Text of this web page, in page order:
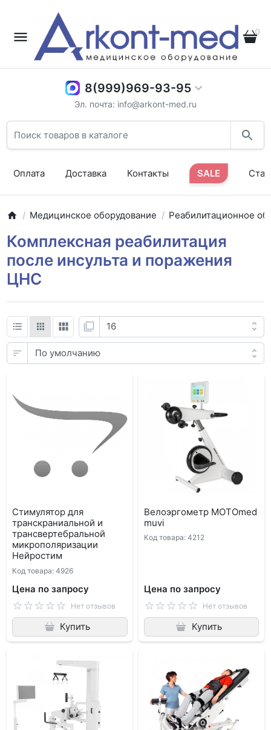
0
8(999)969-93-95
Эл. почта: info@arkont-med.ru
Оплата Доставка Контакты SALE
Медицинское оборудование Реабилитационное
Комплексная реабилитация
после инсульта и поражения
ЦНС
Cтимулятор для
транскраниальной и
трансвертебральной
микрополяризации
Нейростим
Код товара: 4926
Цена по запросу
Нет отзывов
Купить
Велоэргометр MOTOmed
muvi
Код товара: 4212
Цена по запросу
Нет отзывов
Купить